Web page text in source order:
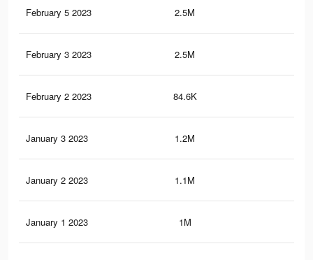
February 5 2023 2.5M
February 3 2023 2.5M
February 2 2023 84.6K
January 3 2023 1.2M
January 2 2023 1.1M
January 1 2023 1M